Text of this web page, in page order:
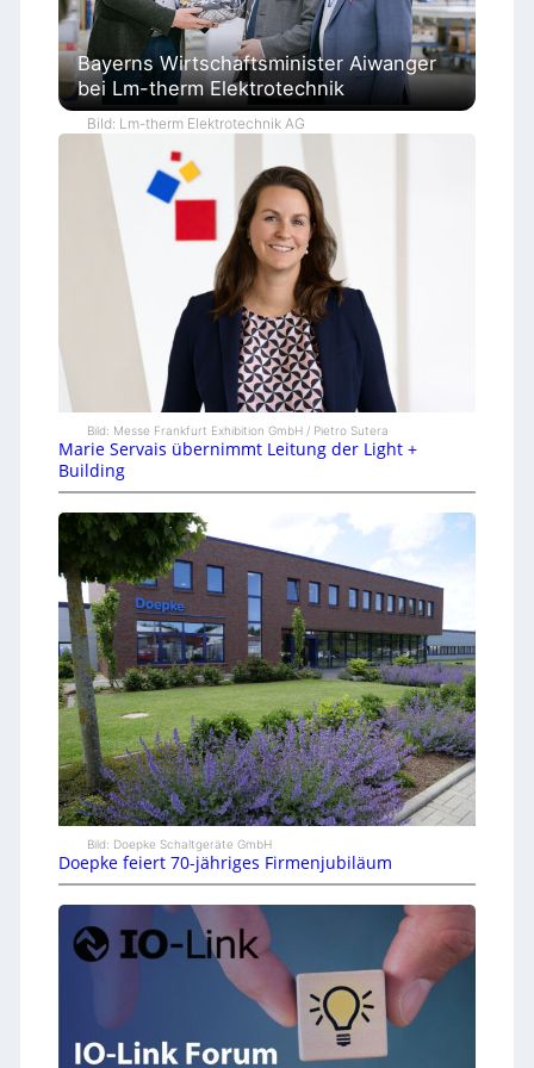
Bayerns Wirtschaftsminister Aiwanger
bei Lm-therm Elektrotechnik
Bild: Lm-therm Elektrotechnik AG
Bild: Messe Frankfurt Exhibition GmbH / Pietro Sutera
Marie Servais übernimmt Leitung der Light +
Building
Bild: Doepke Schaltgeräte GmbH
Doepke feiert 70-jähriges Firmenjubiläum